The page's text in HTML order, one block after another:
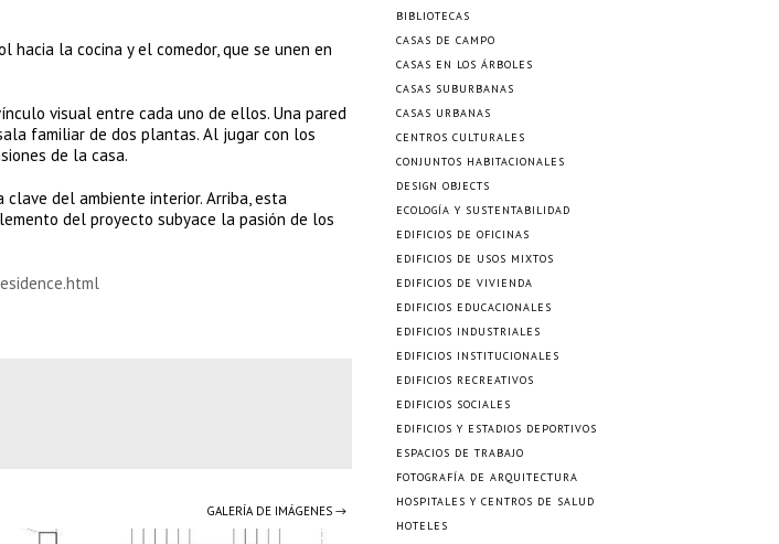
la cocina y el comedor, que se unen en
visual entre cada uno de ellos. Una pared
familiar de dos plantas. Al jugar con los
de la casa.
del ambiente interior. Arriba, esta
del proyecto subyace la pasión de los
GALERÍA DE IMÁGENES →
BIBLIOTECAS
CASAS DE CAMPO
CASAS EN LOS ÁRBOLES
CASAS SUBURBANAS
CASAS URBANAS
CENTROS CULTURALES
CONJUNTOS HABITACIONALES
DESIGN OBJECTS
ECOLOGÍA Y SUSTENTABILIDAD
EDIFICIOS DE OFICINAS
EDIFICIOS DE USOS MIXTOS
EDIFICIOS DE VIVIENDA
EDIFICIOS EDUCACIONALES
EDIFICIOS INDUSTRIALES
EDIFICIOS INSTITUCIONALES
EDIFICIOS RECREATIVOS
EDIFICIOS SOCIALES
EDIFICIOS Y ESTADIOS DEPORTIVOS
ESPACIOS DE TRABAJO
FOTOGRAFÍA DE ARQUITECTURA
HOSPITALES Y CENTROS DE SALUD
HOTELES